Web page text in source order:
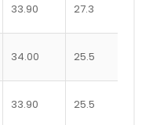
33.90 27.3
34.00 25.5
33.90 25.5